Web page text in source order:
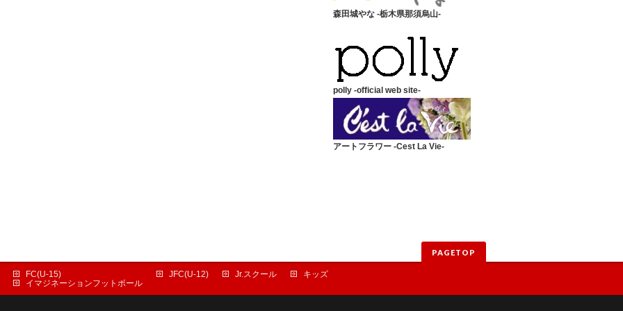
森田城やな -栃木県那須烏山-
polly -official web site-
アートフラワー -Cest La Vie-
PAGETOP
FC(U-15)
イマジネーションフットボール
JFC(U-12) Jr.スクール キッズ